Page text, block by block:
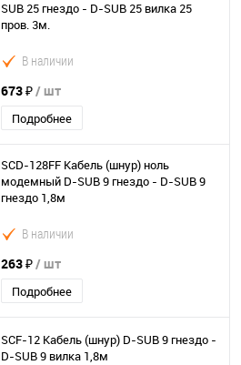
SUB 25 гнездо - D-SUB 25 вилка 25
пров. 3м.
В наличии
673 ₽/ шт
Подробнее
SCD-128FF Кабель (шнур) ноль
модемный D-SUB 9 гнездо - D-SUB 9
гнездо 1,8м
В наличии
263 ₽/ шт
Подробнее
SCF-12 Кабель (шнур) D-SUB 9 гнездо -
D-SUB 9 вилка 1,8м